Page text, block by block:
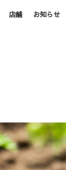
店舗 お知らせ